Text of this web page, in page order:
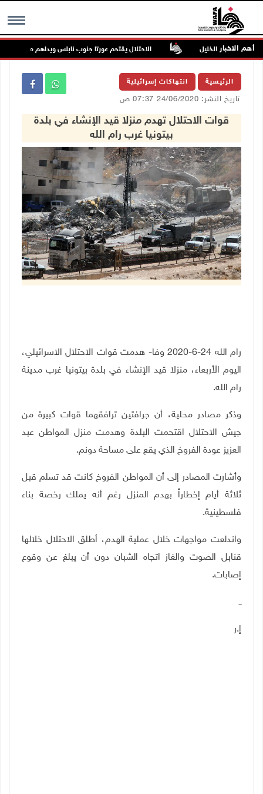
MENU أهم الاخبار
جنوب الخليل الاحتلال يقتحم عورتا جنوب نابلس ويداهم منازل
الرئيسية انتهاكات إسرائيلية
تاريخ النشر: 24/06/2020 07:37 ص
قوات الاحتلال تهدم منزلا قيد الإنشاء في بلدة
بيتونيا غرب رام الله
رام الله 24-6-2020 وفا- هدمت قوات الاحتلال الاسرائيلي،
اليوم الأربعاء، منزلا قيد الإنشاء في بلدة بيتونيا غرب مدينة
رام الله.
وذكر مصادر محلية، أن جرافتين ترافقهما قوات كبيرة من
جيش الاحتلال اقتحمت البلدة وهدمت منزل المواطن عبد
العزيز عودة الفروخ الذي يقع على مساحة دونم.
وأشارت المصادر إلى أن المواطن الفروخ كانت قد تسلم قبل
ثلاثة أيام إخطاراً بهدم المنزل رغم أنه يملك رخصة بناء
فلسطينية.
واندلعت مواجهات خلال عملية الهدم، أطلق الاحتلال خلالها
قنابل الصوت والغاز اتجاه الشبان دون أن يبلغ عن وقوع
إصابات.
ــ
إ.ر